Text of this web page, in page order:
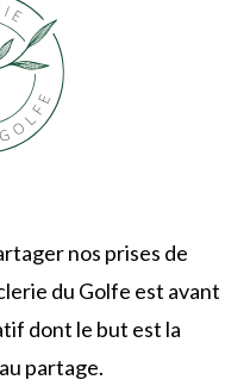
nos prises de
du Golfe est avant
dont le but est la
partage.